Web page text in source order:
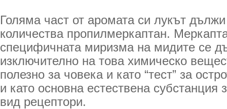
Голяма част от аромата си лукът
количества пропилмеркаптан.
специфичната миризма на мидите се
изключително на това химическо
полезно за човека и като “тест” за
и като основна естествена субстанция
вид рецептори.